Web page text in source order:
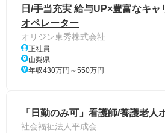
日/手当充実 給与UP×豊富なキャ
オペレーター
オリジン東秀株式会社
正社員
山梨県
年収430万円～550万円
「日勤のみ可」看護師/養護老人
社会福祉法人平成会